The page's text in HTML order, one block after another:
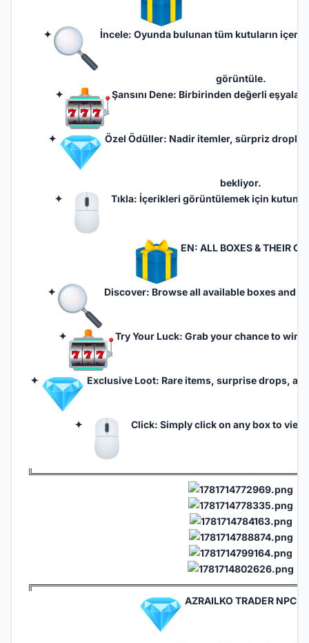
✦ İncele: Oyunda bulunan tüm kutuların
görüntüle.
✦
Şansını Dene: Birbirinden değerli eşyaları
✦ Özel Ödüller: Nadir itemler, sürpriz
bekliyor.
✦
Tıkla: İçerikleri görüntülemek için
EN: ALL BOXES & THEIR
✦ Discover: Browse all available boxes and
✦ Try Your Luck: Grab your chance to win
✦ Exclusive Loot: Rare items, surprise drops,
✦ Click: Simply click on any box to
AZRAILKO TRADER NPC